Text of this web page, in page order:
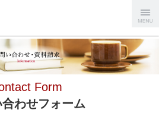
Menu
Form
わせフォーム